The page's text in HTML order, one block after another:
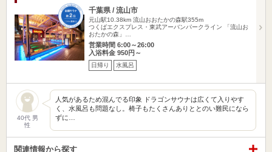
千葉県 / 流山市
元山駅10.38km 流山おおたかの森駅355m
つくばエクスプレス・東武アーバンパークライン 「流山お
おたかの森」…
営業時間 6:00～26:00
入浴料金 950円～
日帰り 水風呂
40代 男
性
人気があるため混んでる印象 ドラゴンサウナは広くて入りやす
く、水風呂も問題なし。椅子もたくさんありととのい難民になら
ずに…
関連情報から探す